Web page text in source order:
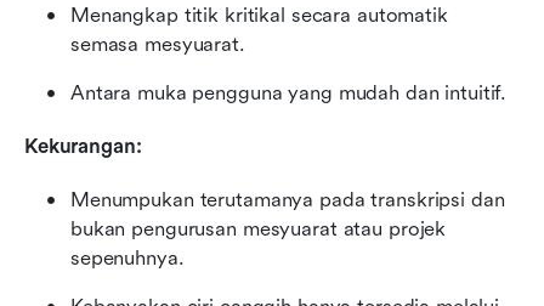
Menangkap titik kritikal secara automatik
semasa mesyuarat.
Antara muka pengguna yang mudah dan intuitif.
Kekurangan:
Menumpukan terutamanya pada transkripsi dan
bukan pengurusan mesyuarat atau projek
sepenuhnya.